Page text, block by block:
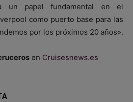
un papel fundamental en el
como puerto base para las
por los próximos 20 años».
en Cruisesnews.es